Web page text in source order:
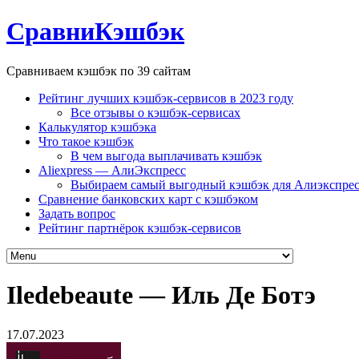
СравниКэшбэк
Сравниваем кэшбэк по 39 сайтам
Рейтинг лучших кэшбэк-сервисов в 2023 году
Все отзывы о кэшбэк-сервисах
Калькулятор кэшбэка
Что такое кэшбэк
В чем выгода выплачивать кэшбэк
Aliexpress — АлиЭкспресс
Выбираем самый выгодный кэшбэк для
Сравнение банковских карт с кэшбэком
Задать вопрос
Рейтинг партнёрок кэшбэк-сервисов
Iledebeaute — Иль Де Ботэ
17.07.2023